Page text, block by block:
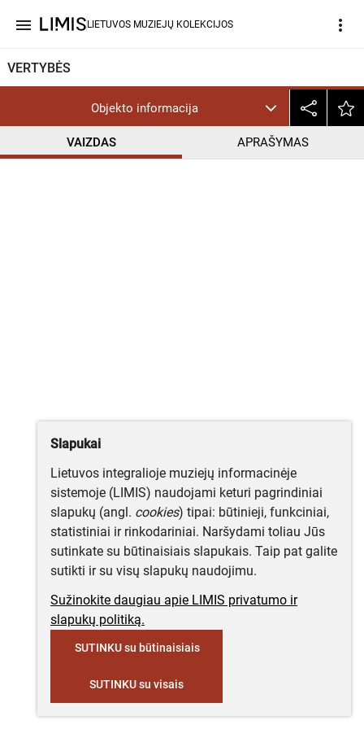
menu LIETUVOS MUZIEJŲ KOLEKCIJOS more_vert
VERTYBĖS
Objekto informacija
VAIZDAS APRAŠYMAS
InC help_outline
Slapukai
Lietuvos integralioje muziejų informacinėje
sistemoje (LIMIS) naudojami keturi pagrindiniai
slapukų (angl. cookies) tipai: būtinieji, funkciniai,
statistiniai ir rinkodariniai. Naršydami toliau Jūs
sutinkate su būtinaisiais slapukais. Taip pat galite
sutikti ir su visų slapukų naudojimu.
Sužinokite daugiau apie LIMIS privatumo ir
slapukų politiką.
SUTINKU su būtinaisiais
SUTINKU su visais